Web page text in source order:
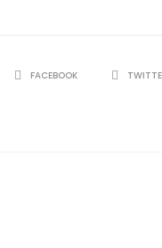
SHAREFACEBOOK